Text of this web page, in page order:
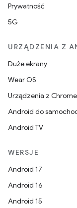
Prywatność
5G
URZĄDZENIA Z
Duże ekrany
Wear OS
Urządzenia z
Android do
Android TV
WERSJE
Android 17
Android 16
Android 15